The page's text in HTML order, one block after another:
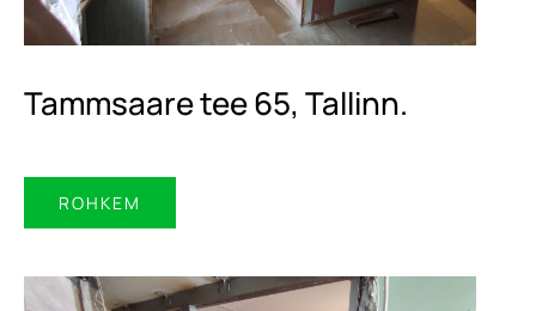
Tammsaare tee 65, Tallinn.
ROHKEM